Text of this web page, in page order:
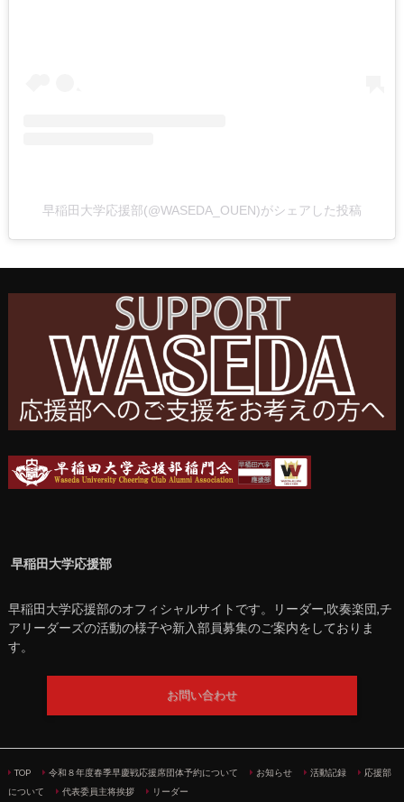
早稲田大学応援部(@WASEDA_OUEN)がシェアした投稿
早稲田大学応援部
早稲田大学応援部のオフィシャルサイトです。リーダー,吹奏楽団,チ
アリーダーズの活動の様子や新入部員募集のご案内をしておりま
す。
お問い合わせ
TOP 令和８年度春季早慶戦応援席団体予約について お知らせ 活動記録
応援部
について
代表委員主将挨拶 リーダー